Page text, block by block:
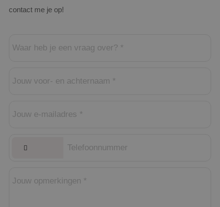
contact me je op!